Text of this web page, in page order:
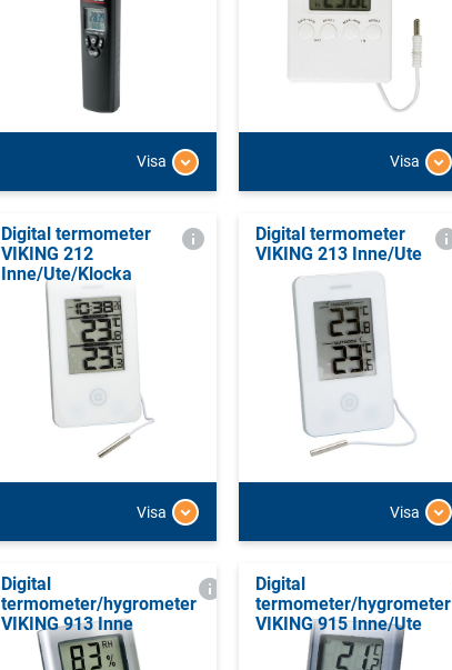
Visa Visa
Digital termometer
VIKING 212
Inne/Ute/Klocka
Visa
Digital termometer
VIKING 213 Inne/Ute
Visa
Digital
termometer/hygrometer
VIKING 913 Inne
Digital
termometer/hygrometer
VIKING 915 Inne/Ute